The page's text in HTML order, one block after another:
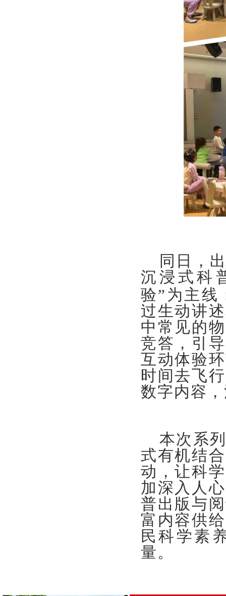
同日，
沉浸式科
验”为主线
过生动讲
中常见的
竞答，引
互动体验
时间去飞
数字内容
本次系
式有机结
动，让科
加深入人
普出版与
富内容供
民科学素
量。